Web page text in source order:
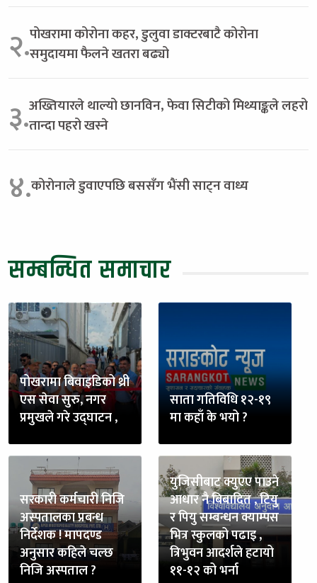
२.पोखरामा कोरोना कहर, डुलुवा डाक्टरबाटै कोरोना
समुदायमा फैलने खतरा बढ्यो
३.अख्तियारले थाल्यो छानविन, फेवा सिटीको मिथ्याङ्कले लहरो
तान्दा पहरो खस्ने
४.कोरोनाले डुवाएपछि बससँग भैंसी साट्न वाध्य
सम्बन्धित समाचार
पोखरामा बिवाइडिको थ्री
एस सेवा सुरु, नगर
प्रमुखले गरे उद्घाटन ,
साता गतिविधि १२-१९
मा कहाँ के भयो ?
सरकारी कर्मचारी निजि
अस्पतालका प्रबन्ध
निर्देशक ! मापदण्ड
अनुसार कहिले चल्छ
निजि अस्पताल ?
युजिसीबाट क्युएए पाउने
आधार नै बिबादित , टियु
र पियु सम्बन्धन क्याम्पस
भित्र स्कुलको पढाइ ,
त्रिभुवन आदर्शले हटायो
११-१२ को भर्ना